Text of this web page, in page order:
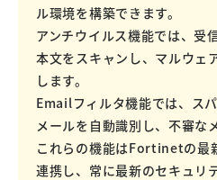
ル環境を構築できます。
アンチウイルス機能では、受
本文をスキャンし、マルウェ
します。
Emailフィルタ機能では、ス
メールを自動識別し、不審な
これらの機能はFortinetの最
連携し、常に最新のセキュリ